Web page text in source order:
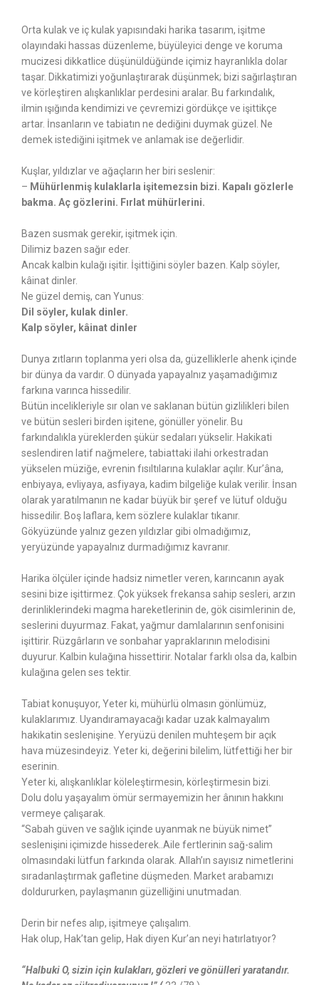
Orta kulak ve iç kulak yapısındaki harika tasarım, işitme
olayındaki hassas düzenleme, büyüleyici denge ve koruma
mucizesi dikkatlice düşünüldüğünde içimiz hayranlıkla dolar
taşar. Dikkatimizi yoğunlaştırarak düşünmek; bizi sağırlaştıran
ve körleştiren alışkanlıklar perdesini aralar. Bu farkındalık,
ilmin ışığında kendimizi ve çevremizi gördükçe ve işittikçe
artar. İnsanların ve tabiatın ne dediğini duymak güzel. Ne
demek istediğini işitmek ve anlamak ise değerlidir.
Kuşlar, yıldızlar ve ağaçların her biri seslenir:
– Mühürlenmiş kulaklarla işitemezsin bizi. Kapalı gözlerle
bakma. Aç gözlerini. Fırlat mühürlerini.
Bazen susmak gerekir, işitmek için.
Dilimiz bazen sağır eder.
Ancak kalbin kulağı işitir. İşittiğini söyler bazen. Kalp söyler,
kâinat dinler.
Ne güzel demiş, can Yunus:
Dil söyler, kulak dinler.
Kalp söyler, kâinat dinler
Dunya zıtların toplanma yeri olsa da, güzelliklerle ahenk içinde
bir dünya da vardır. O dünyada yapayalnız yaşamadığımız
farkına varınca hissedilir.
Bütün incelikleriyle sır olan ve saklanan bütün gizlilikleri bilen
ve bütün sesleri birden işitene, gönüller yönelir. Bu
farkındalıkla yüreklerden şükür sedaları yükselir. Hakikati
seslendiren latif nağmelere, tabiattaki ilahi orkestradan
yükselen müziğe, evrenin fısıltılarına kulaklar açılır. Kur’âna,
enbiyaya, evliyaya, asfiyaya, kadim bilgeliğe kulak verilir. İnsan
olarak yaratılmanın ne kadar büyük bir şeref ve lütuf olduğu
hissedilir. Boş laflara, kem sözlere kulaklar tıkanır.
Gökyüzünde yalnız gezen yıldızlar gibi olmadığımız,
yeryüzünde yapayalnız durmadığımız kavranır.
Harika ölçüler içinde hadsiz nimetler veren, karıncanın ayak
sesini bize işittirmez. Çok yüksek frekansa sahip sesleri, arzın
derinliklerindeki magma hareketlerinin de, gök cisimlerinin de,
seslerini duyurmaz. Fakat, yağmur damlalarının senfonisini
işittirir. Rüzgârların ve sonbahar yapraklarının melodisini
duyurur. Kalbin kulağına hissettirir. Notalar farklı olsa da, kalbin
kulağına gelen ses tektir.
Tabiat konuşuyor, Yeter ki, mühürlü olmasın gönlümüz,
kulaklarımız. Uyandıramayacağı kadar uzak kalmayalım
hakikatin seslenişine. Yeryüzü denilen muhteşem bir açık
hava müzesindeyiz. Yeter ki, değerini bilelim, lütfettiği her bir
eserinin.
Yeter ki, alışkanlıklar köleleştirmesin, körleştirmesin bizi.
Dolu dolu yaşayalım ömür sermayemizin her ânının hakkını
vermeye çalışarak.
“Sabah güven ve sağlık içinde uyanmak ne büyük nimet”
seslenişini içimizde hissederek..Aile fertlerinin sağ-salim
olmasındaki lütfun farkında olarak. Allah’ın sayısız nimetlerini
sıradanlaştırmak gafletine düşmeden. Market arabamızı
doldururken, paylaşmanın güzelliğini unutmadan.
Derin bir nefes alıp, işitmeye çalışalım.
Hak olup, Hak’tan gelip, Hak diyen Kur’an neyi hatırlatıyor?
“Halbuki O, sizin için kulakları, gözleri ve gönülleri yaratandır.